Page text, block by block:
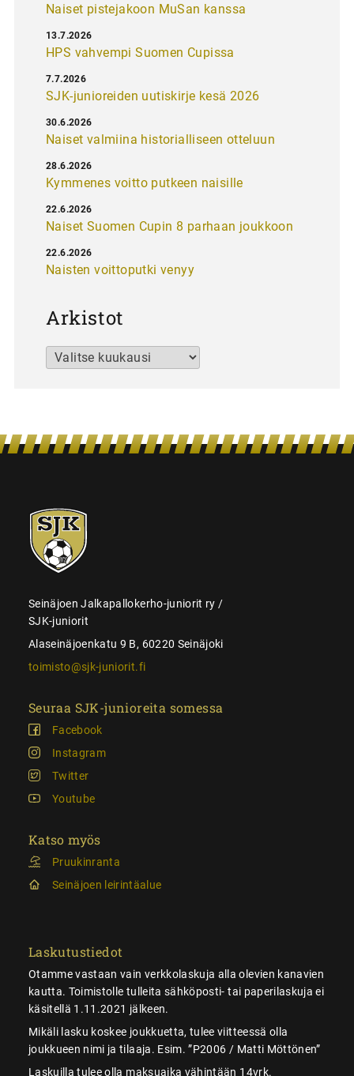
Naiset pistejakoon MuSan kanssa
HPS vahvempi Suomen Cupissa
13.7.2026
SJK-junioreiden uutiskirje kesä 2026
7.7.2026
Naiset valmiina historialliseen otteluun
30.6.2026
Kymmenes voitto putkeen naisille
28.6.2026
Naiset Suomen Cupin 8 parhaan joukkoon
22.6.2026
Naisten voittoputki venyy
22.6.2026
Arkistot
Arkistot
SJK-
juniorit
Seinäjoen Jalkapallokerho-juniorit ry /
SJK-juniorit
Alaseinäjoenkatu 9 B, 60220 Seinäjoki
toimisto@sjk-juniorit.fi
Seuraa SJK-junioreita somessa
Facebook
Instagram
Twitter
Youtube
Katso myös
Pruukinranta
Seinäjoen leirintäalue
Laskutustiedot
Otamme vastaan vain verkkolaskuja alla olevien kanavien
kautta. Toimistolle tulleita sähköposti- tai paperilaskuja ei
käsitellä 1.11.2021 jälkeen.
Mikäli lasku koskee joukkuetta, tulee viitteessä olla
joukkueen nimi ja tilaaja. Esim. ”P2006 / Matti Möttönen”
Laskuilla tulee olla maksuaika vähintään 14vrk.